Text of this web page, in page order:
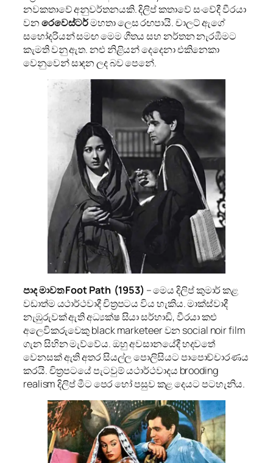
නවකතාවේ අනුවර්තනයකි. දිලිප් කතාවේ සංවේදී වීරයා
වනරෙවෙස්ටර්මහතා ලෙස රඟපායි. චාලට් ඇගේ
සහෝදරියන් සමඟ මෙම ගීතය සහ නර්තන නැරඹීමට
කැමති වනු ඇත. නළු නිළියන් දෙදෙනා එකිනෙකා
වෙනුවෙන් සාදන ලද බව පෙනේ.
පාද මාවත Foot Path (1953) – මෙය දිලිප් කුමාර් කළ
වඩාත්ම යථාර්ථවාදී චිත්‍රපටය විය හැකිය. මාක්ස්වාදී
නැඹුරුවක් ඇති අධ්‍යක්ෂ සියා සර්හාඩි, වීරයා කළු
අලෙවිකරුවෙකු black marketeer වන social noir film
ගැන සිහින මැව්වේය. ඔහු අවසානයේදී හදවතේ
වෙනසක් ඇති අතර සියල්ල පොලිසියට පාපොච්චාරණය
කරයි. චිත්‍රපටයේ පැටවුම් යථාර්ථවාදය brooding
realism දිලිප් මීට පෙර හෝ පසුව කළ දෙයට පටහැනිය.